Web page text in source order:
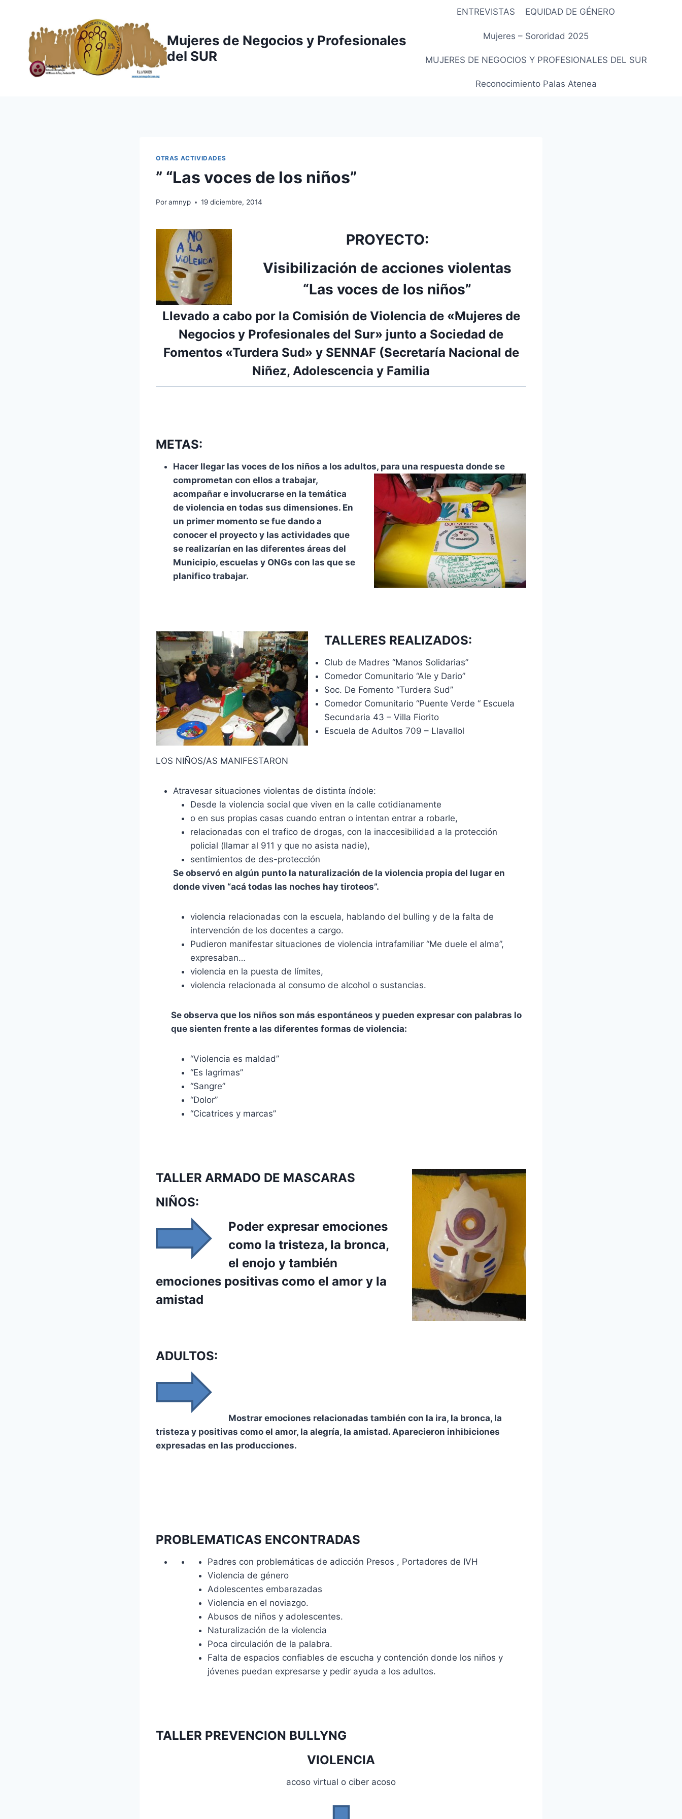
contenido
Mujeres de Negocios y Profesionales
del SUR
ENTREVISTAS EQUIDAD DE GÉNERO
Mujeres – Sororidad 2025
MUJERES DE NEGOCIOS Y PROFESIONALES DEL SUR
Reconocimiento Palas Atenea
OTRAS ACTIVIDADES
” “Las voces de los niños”
Poramnyp 19 diciembre, 2014
PROYECTO:
Visibilización de acciones violentas
“Las voces de los niños”
Llevado a cabo por la Comisión de Violencia de «Mujeres de
Negocios y Profesionales del Sur» junto a Sociedad de
Fomentos «Turdera Sud» y SENNAF (Secretaría Nacional de
Niñez, Adolescencia y Familia
METAS:
Hacer llegar las voces de los niños a los adultos, para una respuesta donde se
comprometan con ellos a trabajar,
acompañar e involucrarse en la temática
de violencia en todas sus dimensiones. En
un primer momento se fue dando a
conocer el proyecto y las actividades que
se realizarían en las diferentes áreas del
Municipio, escuelas y ONGs con las que se
planifico trabajar.
TALLERES REALIZADOS:
Club de Madres “Manos Solidarias”
Comedor Comunitario “Ale y Dario”
Soc. De Fomento “Turdera Sud”
Comedor Comunitario “Puente Verde “ Escuela
Secundaria 43 – Villa Fiorito
Escuela de Adultos 709 – Llavallol
LOS NIÑOS/AS MANIFESTARON
Atravesar situaciones violentas de distinta índole:
Desde la violencia social que viven en la calle cotidianamente
o en sus propias casas cuando entran o intentan entrar a robarle,
relacionadas con el trafico de drogas, con la inaccesibilidad a la protección
policial (llamar al 911 y que no asista nadie),
sentimientos de des-protección
Se observó en algún punto la naturalización de la violencia propia del lugar en
donde viven “acá todas las noches hay tiroteos”.
violencia relacionadas con la escuela, hablando del bulling y de la falta de
intervención de los docentes a cargo.
Pudieron manifestar situaciones de violencia intrafamiliar “Me duele el alma”,
expresaban…
violencia en la puesta de límites,
violencia relacionada al consumo de alcohol o sustancias.
Se observa que los niños son más espontáneos y pueden expresar con palabras lo
que sienten frente a las diferentes formas de violencia:
“Violencia es maldad”
“Es lagrimas”
“Sangre”
“Dolor”
“Cicatrices y marcas”
TALLER ARMADO DE MASCARAS
NIÑOS:
Poder expresar emociones
como la tristeza, la bronca,
el enojo y también
emociones positivas como el amor y la
amistad
ADULTOS:
Mostrar emociones relacionadas también con la ira, la bronca, la
tristeza y positivas como el amor, la alegría, la amistad. Aparecieron inhibiciones
expresadas en las producciones.
PROBLEMATICAS ENCONTRADAS
Padres con problemáticas de adicción Presos , Portadores de IVH
Violencia de género
Adolescentes embarazadas
Violencia en el noviazgo.
Abusos de niños y adolescentes.
Naturalización de la violencia
Poca circulación de la palabra.
Falta de espacios confiables de escucha y contención donde los niños y
jóvenes puedan expresarse y pedir ayuda a los adultos.
TALLER PREVENCION BULLYNG
VIOLENCIA
acoso virtual o ciber acoso